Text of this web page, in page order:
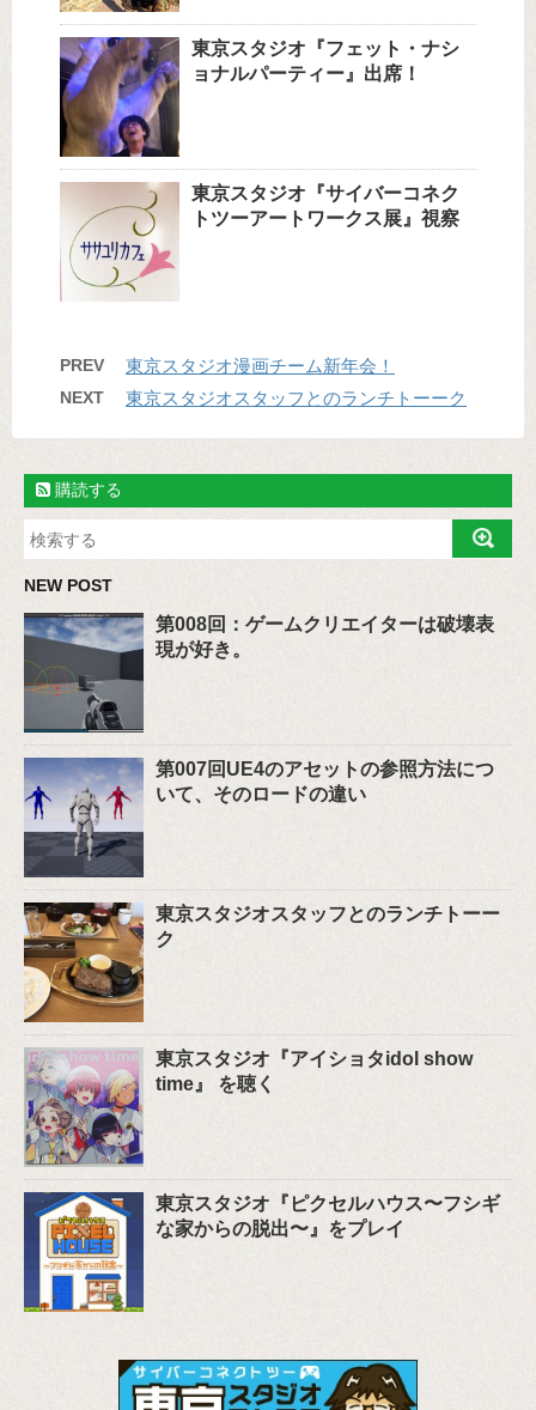
東京スタジオ『フェット・ナシ
ョナルパーティー』出席！
東京スタジオ『サイバーコネク
トツーアートワークス展』視察
PREV 東京スタジオ漫画チーム新年会！
NEXT 東京スタジオスタッフとのランチトーーク
購読する
NEW POST
第008回：ゲームクリエイターは破壊表
現が好き。
第007回UE4のアセットの参照方法につ
いて、そのロードの違い
東京スタジオスタッフとのランチトーー
ク
東京スタジオ『アイショタidol show
time』 を聴く
東京スタジオ『ピクセルハウス〜フシギ
な家からの脱出〜』をプレイ